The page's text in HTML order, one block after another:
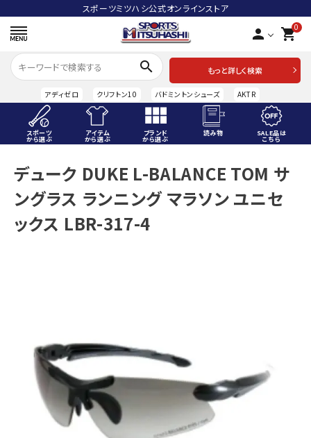
スポーツミツハシ公式オンラインストア
person 0
shopping_cart
search
もっと詳しく検索
アディゼロ クリフトン10 バドミントンシューズ AKTR
スポーツ
から選ぶ
アイテム
から選ぶ
ブランド
から選ぶ
読み物 SALE品は
こちら
ACCOUNT MENU
ようこそ ゲスト 様
ログイン person 会員登録
SALE品はこちら
INFORMATIOM
ご利用ガイド
デューク DUKE L-BALANCE TOM サ
ングラス ランニング マラソン ユニセ
ックス LBR-317-4